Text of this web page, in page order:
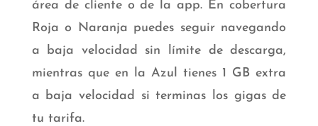
área de cliente o de la app. En cobertura
Roja o Naranja puedes seguir navegando
a baja velocidad sin límite de descarga,
mientras que en la Azul tienes 1 GB extra
a baja velocidad si terminas los gigas de
tu tarifa.